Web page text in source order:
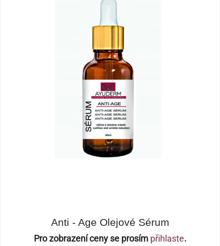
Anti - Age Olejové Sérum
Pro zobrazení ceny se prosím přihlaste.